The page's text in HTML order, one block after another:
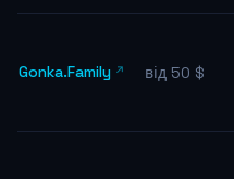
Gonka.Family від 50 $